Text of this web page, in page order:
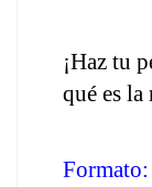
¡Haz tu
qué es
Formato: